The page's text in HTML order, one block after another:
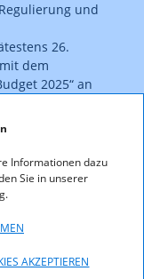
Informationen dazu
Sie in unserer
AKZEPTIEREN
und
26.
dem
2025“ an